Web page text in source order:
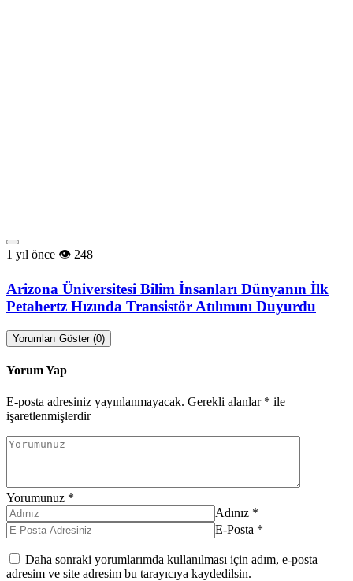
1 yıl önce 248
Arizona Üniversitesi Bilim İnsanları Dünyanın İlk
Petahertz Hızında Transistör Atılımını Duyurdu
Yorumları Göster (0)
Yorum Yap
E-posta adresiniz yayınlanmayacak. Gerekli alanlar * ile
işaretlenmişlerdir
Yorumunuz *
Adınız *
E-Posta *
Daha sonraki yorumlarımda kullanılması için adım, e-posta
adresim ve site adresim bu tarayıcıya kaydedilsin.